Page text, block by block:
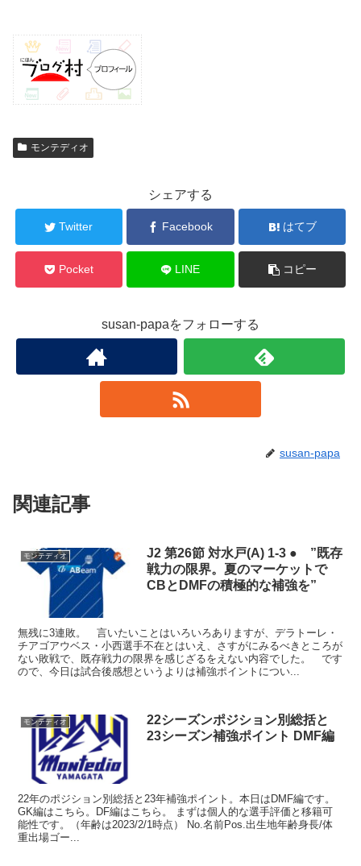
モンテディオ
シェアする
Twitter Facebook はてブ
Pocket LINE コピー
susan-papaをフォローする
susan-papa
関連記事
モンテディオ
J2 第26節 対水戸(A) 1-3 ● ”既存
戦力の限界。夏のマーケットで
CBとDMFの積極的な補強を”
無残に3連敗。 言いたいことはいろいろありますが、デラトーレ・
チアゴアウベス・小西選手不在とはいえ、さすがにみるべきところが
ない敗戦で、既存戦力の限界を感じざるをえない内容でした。 です
ので、今日は試合後感想というよりは補強ポイントについ...
モンテディオ
22シーズンポジション別総括と
23シーズン補強ポイント DMF編
22年のポジション別総括と23年補強ポイント。本日はDMF編です。
GK編はこちら。DF編はこちら。 まずは個人的な選手評価と移籍可
能性です。（年齢は2023/2/1時点） No.名前Pos.出生地年齢身長/体
重出場ゴー...